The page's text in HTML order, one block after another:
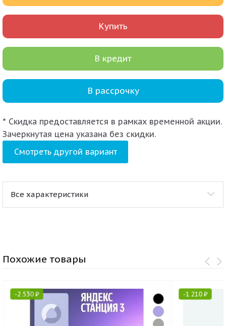
Купить
В кредит
В рассрочку
* Скидка предоставляется в рамках временной акции.
Зачеркнутая цена указана без скидки.
Смотреть другой вариант
Все характеристики
Похожие товары
-2 530₽ -1 210₽